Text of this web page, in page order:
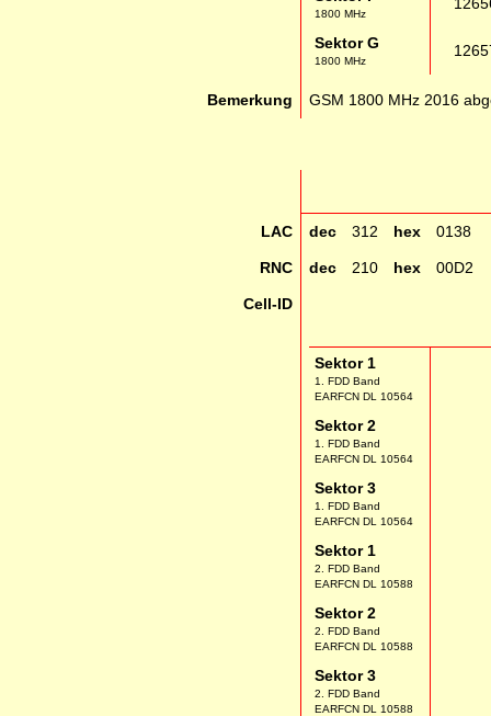
1800 MHz
Sektor G
1800 MHz
Bemerkung GSM 1800 MHz 2016
LAC dec 312 hex 0138
RNC dec 210 hex 00D2
Cell-ID
Sektor 1
1. FDD Band
EARFCN DL 10564
Sektor 2
1. FDD Band
EARFCN DL 10564
Sektor 3
1. FDD Band
EARFCN DL 10564
Sektor 1
2. FDD Band
EARFCN DL 10588
Sektor 2
2. FDD Band
EARFCN DL 10588
Sektor 3
2. FDD Band
EARFCN DL 10588